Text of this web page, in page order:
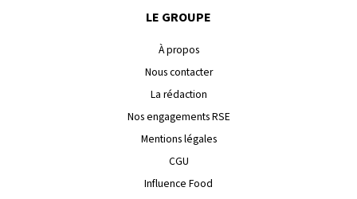
LE GROUPE
À propos
Nous contacter
La rédaction
Nos engagements RSE
Mentions légales
CGU
Influence Food